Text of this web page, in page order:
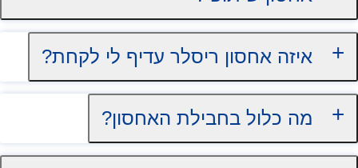
איזה אחסון ריסלר עדיף לי לקחת?
מה כלול בחבילת האחסון?